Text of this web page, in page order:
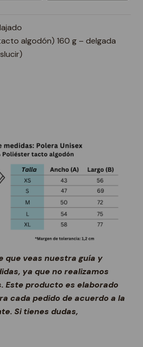
algodón) 160 g – delgada
que veas nuestra guía y
ya que no realizamos
Este producto es elaborado
cada pedido de acuerdo a la
Si tienes dudas,